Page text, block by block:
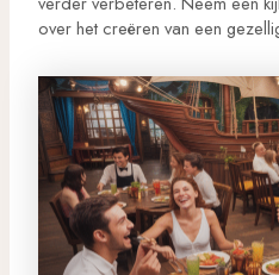
over het creëren van een